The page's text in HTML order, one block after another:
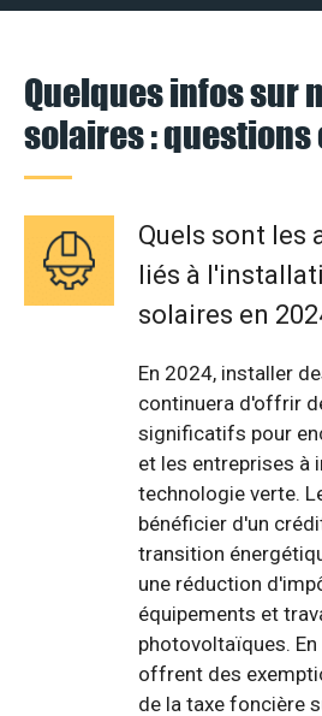
Quelques infos sur
solaires : questions
Quels sont les
liés à
solaires en
En 2024, installer
continuera d'offrir
significatifs pour
et les entreprises à
technologie verte.
bénéficier d'un
transition
une réduction
équipements et
photovoltaïques.
offrent des
de la taxe foncière